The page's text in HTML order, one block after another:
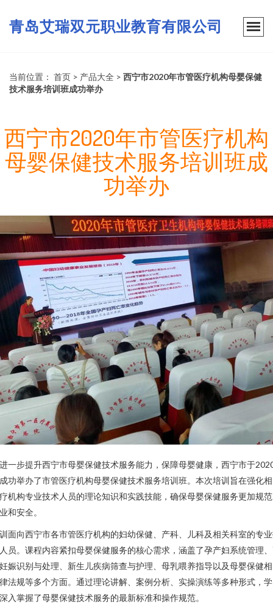
青岛艾瑞双元职业教育有限公司
当前位置： 首页 > 产品大全 > 西宁市2020年市管医疗机构母婴保健
技术服务培训班成功举办
西宁市2020年市管医疗机构
母婴保健技术服务培训班成
功举办
一步提升西宁市母婴保健技术服务能力，保障母婴健康，西宁市于
功举办了市管医疗机构母婴保健技术服务培训班。本次培训旨在强化
机构专业技术人员的理论知识和实践技能，确保母婴保健服务更加规
和安全。
面向西宁市各市管医疗机构的妇幼保健、产科、儿科及相关科室的专
员。课程内容紧扣母婴保健服务的核心需求，涵盖了孕产妇系统管理
娠识别与处理、新生儿疾病筛查与护理、母乳喂养指导以及母婴保健
法规等多个方面。通过理论讲解、案例分析、实操演练等多种形式，
入掌握了母婴保健技术服务的最新标准和操作规范。